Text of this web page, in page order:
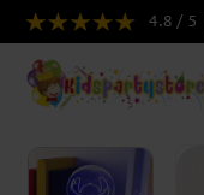
4.8 / 5